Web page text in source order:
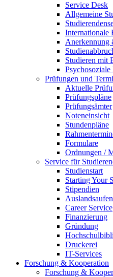
Service Desk
Allgemeine
Internationale
Anerkennung
Studieren mit
Psychosoziale
Prüfungen und
Aktuelle
Prüfungspläne
Prüfungsämter
Noteneinsicht
Stundenpläne
Formulare
Ordnungen /
Service für
Studienstart
Starting Your
Stipendien
Career Service
Finanzierung
Gründung
Druckerei
IT-Services
Forschung & Kooperation
Forschung &